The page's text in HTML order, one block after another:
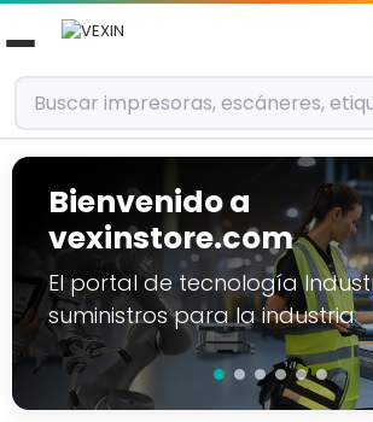
Ir al contenido
Bienvenido a
vexinstore.com
El portal de tecnología
suministros para la industria